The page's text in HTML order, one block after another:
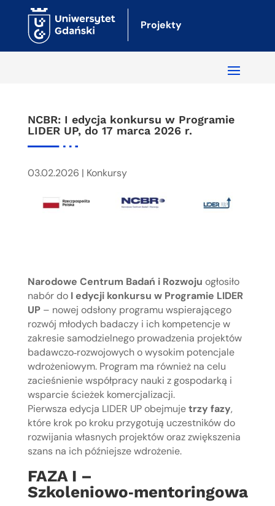
Projekty
NCBR: I edycja konkursu w Programie
LIDER UP, do 17 marca 2026 r.
03.02.2026 | Konkursy
Narodowe Centrum Badań i Rozwoju ogłosiło
nabór do I edycji konkursu w Programie LIDER
UP– nowej odsłony programu wspierającego
rozwój młodych badaczy i ich kompetencje w
zakresie samodzielnego prowadzenia projektów
badawczo‑rozwojowych o wysokim potencjale
wdrożeniowym. Program ma również na celu
zacieśnienie współpracy nauki z gospodarką i
wsparcie ścieżek komercjalizacji.
Pierwsza edycja LIDER UP obejmujetrzy fazy,
które krok po kroku przygotują uczestników do
rozwijania własnych projektów oraz zwiększenia
szans na ich późniejsze wdrożenie.
FAZA I –
Szkoleniowo‑mentoringowa